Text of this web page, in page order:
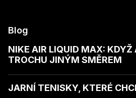
Blog
NIKE AIR LIQUID MAX: KDYŽ
TROCHU JINÝM SMĚREM
JARNÍ TENISKY, KTERÉ